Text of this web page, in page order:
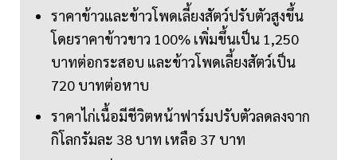
ราคาข้าวและข้าวโพดเลี้ยงสัตว์ปรับตัวสูงขึ้น
โดยราคาข้าวขาว 100% เพิ่มขึ้นเป็น 1,250
บาทต่อกระสอบ และข้าวโพดเลี้ยงสัตว์เป็น
720 บาทต่อหาบ
ราคาไก่เนื้อมีชีวิตหน้าฟาร์มปรับตัวลดลงจาก
กิโลกรัมละ 38 บาท เหลือ 37 บาท